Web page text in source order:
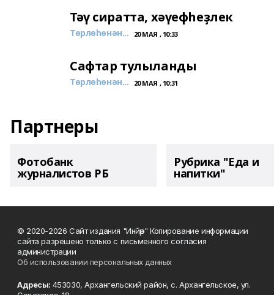
Тәү сиратта, хәүефһеҙлек
Төрлөһөнән... 20 МАЯ , 10:33
Сафтар тулыланды
Төрлөһөнән... 20 МАЯ , 10:31
Партнеры
Фотобанк
журналистов РБ
Рубрика "Еда и
напитки"
© 2020-2026 Сайт издания "Инйәр" Копирование информации
сайта разрешено только с письменного согласия
администрации
Об использовании персональных данных
Адресы: 453030, Архангельский район, с. Архангельское, ул.